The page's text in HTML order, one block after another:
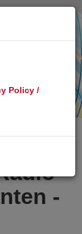
Toggle
-
Policy /